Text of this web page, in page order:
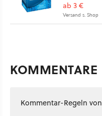
ab 3 €
Versand s. Shop
KOMMENTARE
Kommentar-Regeln